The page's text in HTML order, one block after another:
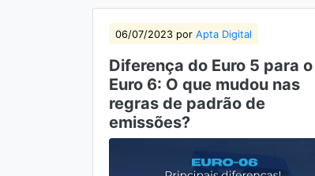
06/07/2023 por Apta Digital
Diferença do Euro 5 para o
Euro 6: O que mudou nas
regras de padrão de
emissões?